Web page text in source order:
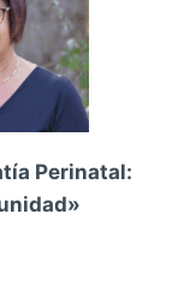
Perinatal: